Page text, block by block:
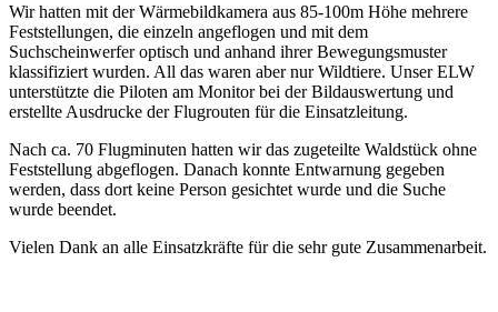
Wir hatten mit der Wärmebildkamera aus 85-100m Höhe mehrere
Feststellungen, die einzeln angeflogen und mit dem
Suchscheinwerfer optisch und anhand ihrer Bewegungsmuster
klassifiziert wurden. All das waren aber nur Wildtiere. Unser ELW
unterstützte die Piloten am Monitor bei der Bildauswertung und
erstellte Ausdrucke der Flugrouten für die Einsatzleitung.
Nach ca. 70 Flugminuten hatten wir das zugeteilte Waldstück ohne
Feststellung abgeflogen. Danach konnte Entwarnung gegeben
werden, dass dort keine Person gesichtet wurde und die Suche
wurde beendet.
Vielen Dank an alle Einsatzkräfte für die sehr gute Zusammenarbeit.